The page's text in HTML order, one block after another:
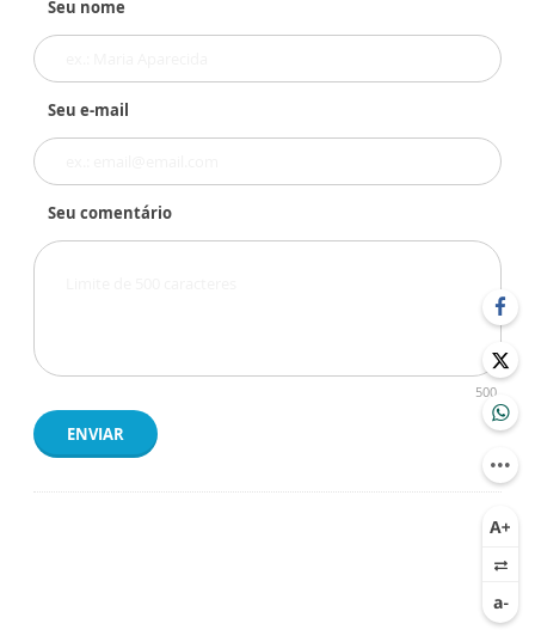
Seu nome
Seu e-mail
Seu comentário
500
ENVIAR